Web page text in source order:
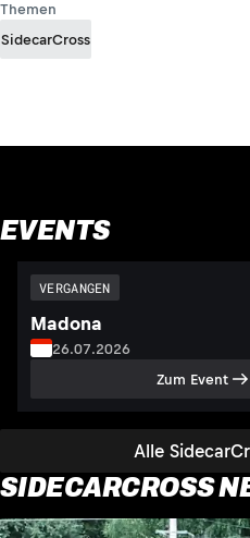
Themen
SidecarCross
EVENTS
Alle
VERGANGEN
Madona
26.07.2026
Zum Event
SIDECARCROSS